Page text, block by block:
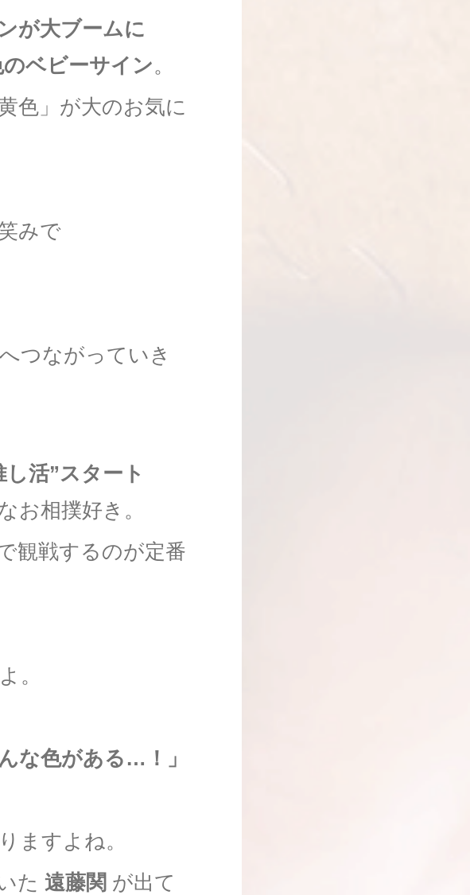
が大ブームに
ベビーサイン。
色」が大のお気に
みで
つながっていき
活”スタート
お相撲好き。
観戦するのが定番
。
な色がある…！」
ますよね。
た 遠藤関 が出て